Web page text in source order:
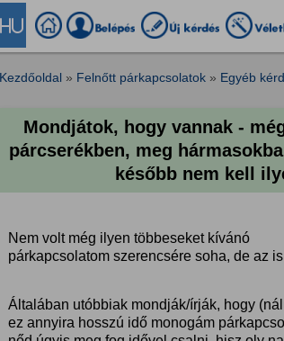
Kezdőoldal » Felnőtt párkapcsolatok » Egyéb
Mondjátok, hogy vannak -
párcserékben, meg
később nem kell
Nem volt még ilyen többeseket kívánó
párkapcsolatom szerencsére soha, de az
Általában utóbbiak mondják/írják, hogy
ez annyira hosszú idő monogám